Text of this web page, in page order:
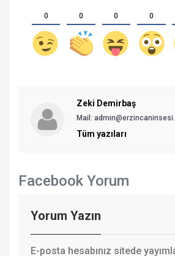
0 0 0 0
Zeki Demirbaş
Mail:
Tüm yazıları
Facebook Yorum
Yorum Yazın
E-posta hesabınız sitede